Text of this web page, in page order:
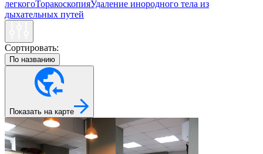
легкогоТоракоскопияУдаление инородного тела из
дыхательных путей
Сортировать:
По названию
Показать на карте